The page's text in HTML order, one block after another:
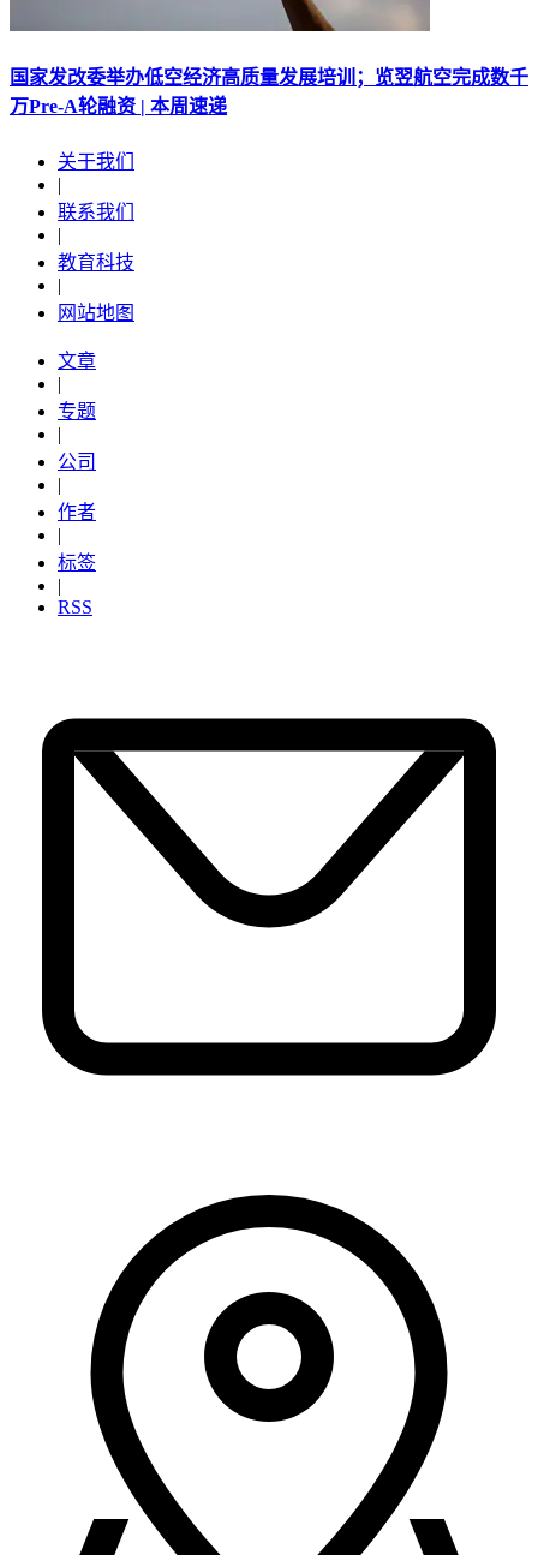
国家发改委举办低空经济高质量发展培训；览翌航空完成数千
万Pre-A轮融资 | 本周速递
关于我们
|
联系我们
|
教育科技
|
网站地图
文章
|
专题
|
公司
|
作者
|
标签
|
RSS